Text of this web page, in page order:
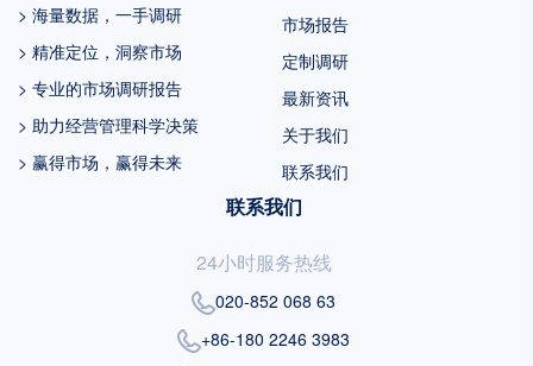
> 海量数据，一手调研
> 精准定位，洞察市场
> 专业的市场调研报告
> 助力经营管理科学决策
> 赢得市场，赢得未来
市场报告
定制调研
最新资讯
关于我们
联系我们
联系我们
24小时服务热线
020-852 068 63
+86-180 2246 3983